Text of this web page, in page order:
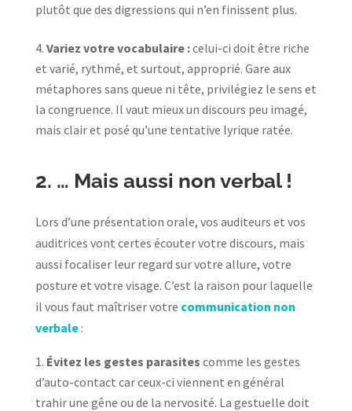
plutôt que des digressions qui n’en finissent plus.
Variez votre vocabulaire :celui-ci doit être riche
et varié, rythmé, et surtout, approprié. Gare aux
métaphores sans queue ni tête, privilégiez le sens et
la congruence. Il vaut mieux un discours peu imagé,
mais clair et posé qu’une tentative lyrique ratée.
2. … Mais aussi non verbal !
Lors d’une présentation orale, vos auditeurs et vos
auditrices vont certes écouter votre discours, mais
aussi focaliser leur regard sur votre allure, votre
posture et votre visage. C’est la raison pour laquelle
il vous faut maîtriser votre communication non
verbale:
Évitez les gestes parasites comme les gestes
d’auto-contact car ceux-ci viennent en général
trahir une gêne ou de la nervosité. La gestuelle doit